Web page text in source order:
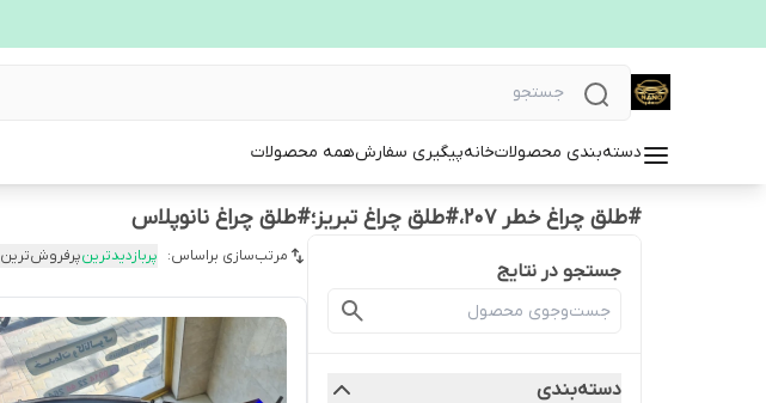
دسته‌بندی محصولاتخانهپیگیری سفارشهمه محصولات
#طلق چراغ خطر ۲۰۷،#طلق چراغ تبریز؛#طلق چراغ نانوپلاس
جستجو در نتایج
دسته‌بندی
مرتب‌سازی براساس: پربازدیدترینپرفروش‌ترین